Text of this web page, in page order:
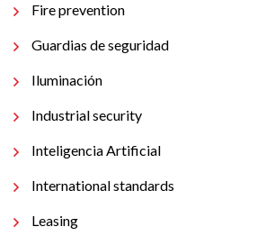
Fire prevention
Guardias de seguridad
Iluminación
Industrial security
Inteligencia Artificial
International standards
Leasing